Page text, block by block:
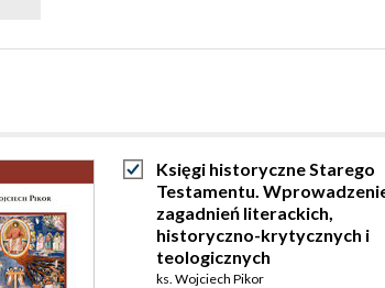
Księgi historyczne Starego
Testamentu.
zagadnień literackich,
historyczno-krytycznych i
teologicznych
ks. Wojciech Pikor